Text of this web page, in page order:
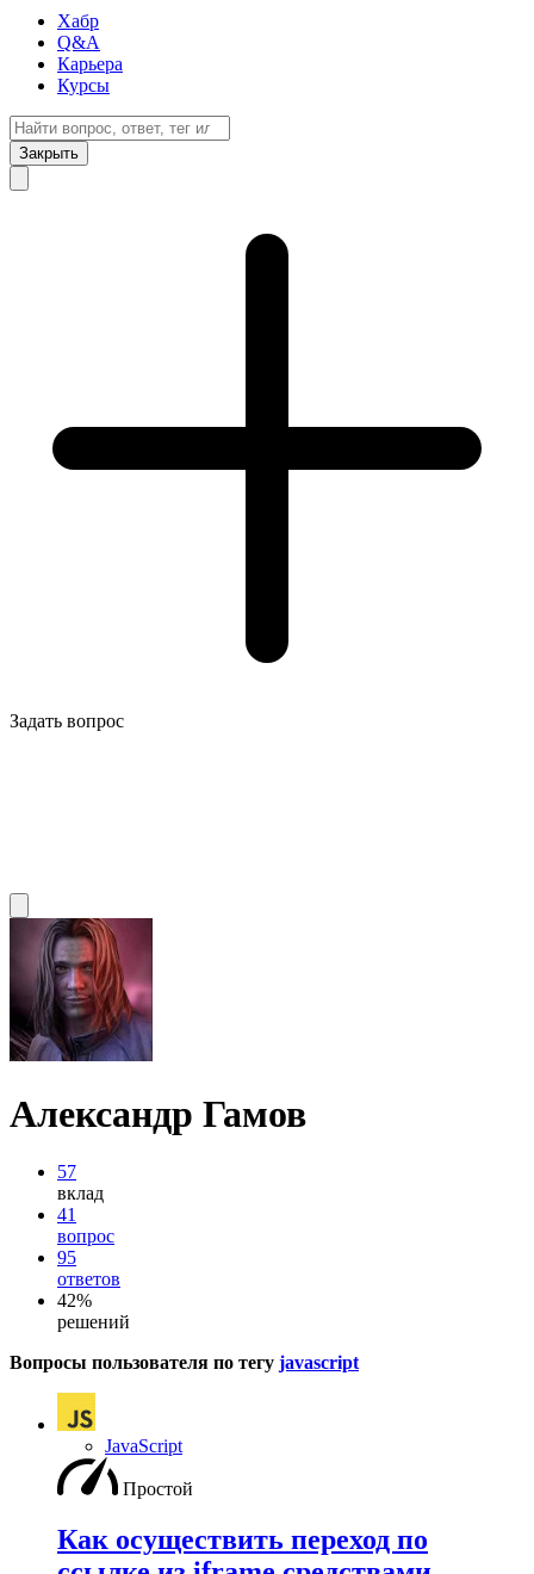
Хабр
Q&A
Карьера
Курсы
Закрыть
Задать вопрос
Александр Гамов
57
вклад
41
вопрос
95
ответов
42%
решений
Вопросы пользователя по тегу javascript
JavaScript
Простой
Как осуществить переход по